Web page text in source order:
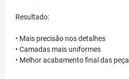
Resultado:
• Mais precisão nos detalhes
• Camadas mais uniformes
• Melhor acabamento final das